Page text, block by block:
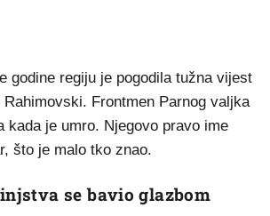
godine regiju je pogodila tužna vijest
Frontmen Parnog valjka
kada je umro. Njegovo pravo ime
što je malo tko znao.
se bavio glazbom